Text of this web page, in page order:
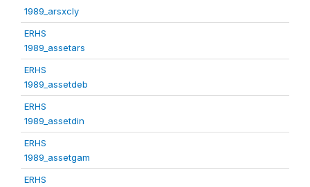
1989_arsxcly
ERHS
1989_assetars
ERHS
1989_assetdeb
ERHS
1989_assetdin
ERHS
1989_assetgam
ERHS